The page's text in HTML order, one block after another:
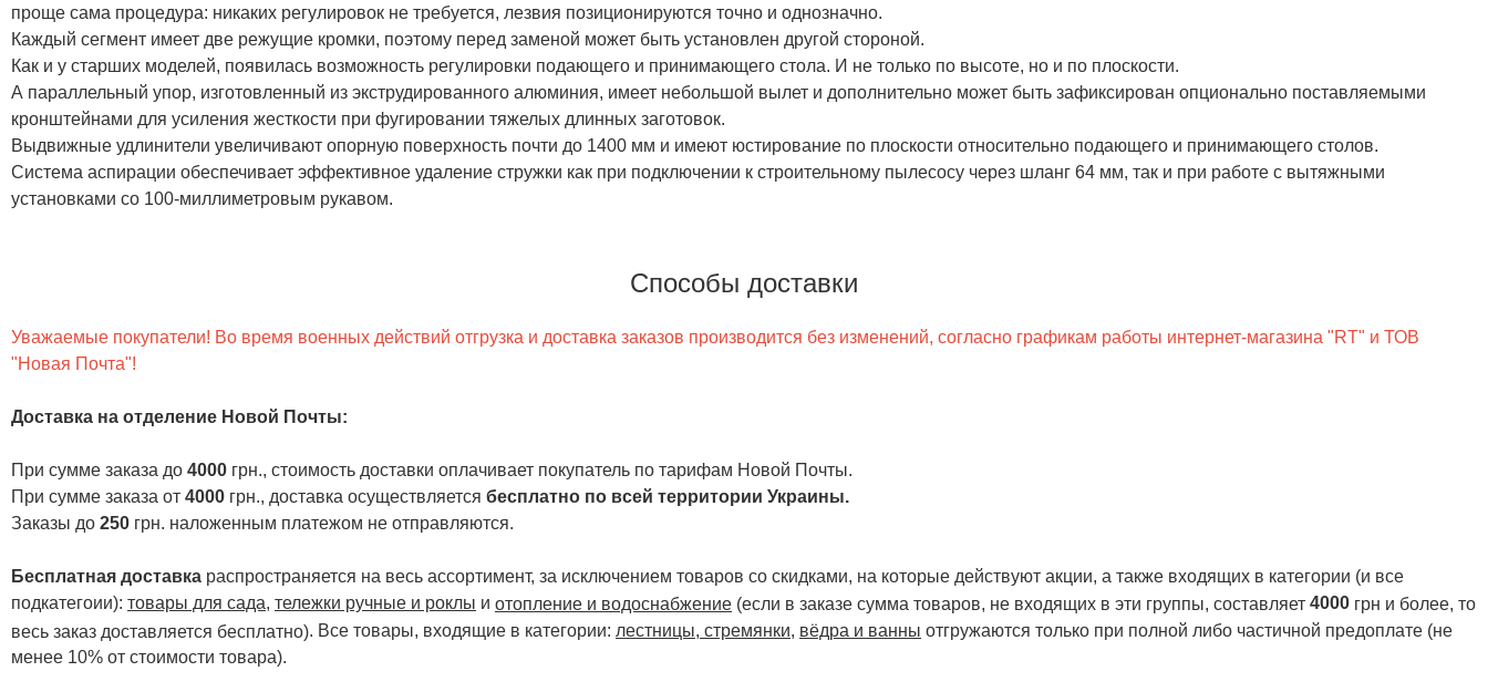
проще сама процедура: никаких регулировок не требуется, лезвия позиционируются точно и однозначно.
Каждый сегмент имеет две режущие кромки, поэтому перед заменой может быть установлен другой стороной.
Как и у старших моделей, появилась возможность регулировки подающего и принимающего стола. И не только по высоте, но и по плоскости.
А параллельный упор, изготовленный из экструдированного алюминия, имеет небольшой вылет и дополнительно может быть зафиксирован опционально поставляемыми
кронштейнами для усиления жесткости при фугировании тяжелых длинных заготовок.
Выдвижные удлинители увеличивают опорную поверхность почти до 1400 мм и имеют юстирование по плоскости относительно подающего и принимающего столов.
Система аспирации обеспечивает эффективное удаление стружки как при подключении к строительному пылесосу через шланг 64 мм, так и при работе с вытяжными
установками со 100-миллиметровым рукавом.
Способы доставки
Уважаемые покупатели! Во время военных действий отгрузка и доставка заказов производится без изменений, согласно графикам работы интернет-магазина "RT" и ТОВ
"Новая Почта"!
Доставка на отделение Новой Почты:
При сумме заказа до 4000 грн., стоимость доставки оплачивает покупатель по тарифам Новой Почты.
При сумме заказа от 4000 грн., доставка осуществляется бесплатно по всей территории Украины.
Заказы до 250 грн. наложенным платежом не отправляются.
Бесплатная доставка распространяется на весь ассортимент, за исключением товаров со скидками, на которые действуют акции, а также входящих в категории (и все
подкатегоии): товары для сада, тележки ручные и роклы и отопление и водоснабжение (если в заказе сумма товаров, не входящих в эти группы, составляет 4000 грн и более, то
весь заказ доставляется бесплатно). Все товары, входящие в категории: лестницы, стремянки, вёдра и ванны отгружаются только при полной либо частичной предоплате (не
менее 10% от стоимости товара).